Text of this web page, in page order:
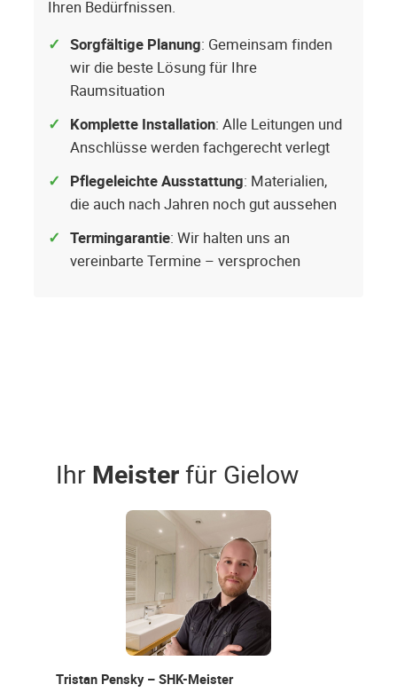
Ihren Bedürfnissen.
Sorgfältige Planung: Gemeinsam finden
wir die beste Lösung für Ihre
Raumsituation
Komplette Installation: Alle Leitungen und
Anschlüsse werden fachgerecht verlegt
Pflegeleichte Ausstattung: Materialien,
die auch nach Jahren noch gut aussehen
Termingarantie: Wir halten uns an
vereinbarte Termine – versprochen
Ihr Meisterfür Gielow
Tristan Pensky – SHK-Meister